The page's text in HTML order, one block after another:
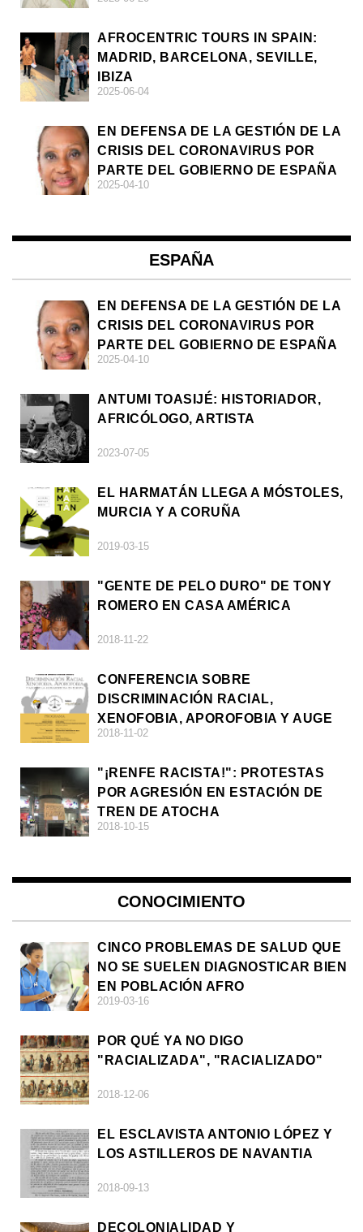
AFROCENTRIC TOURS IN SPAIN:
MADRID, BARCELONA, SEVILLE,
IBIZA
2025-06-04
EN DEFENSA DE LA GESTIÓN DE LA
CRISIS DEL CORONAVIRUS POR
PARTE DEL GOBIERNO DE ESPAÑA
2025-04-10
ESPAÑA
EN DEFENSA DE LA GESTIÓN DE LA
CRISIS DEL CORONAVIRUS POR
PARTE DEL GOBIERNO DE ESPAÑA
2025-04-10
ANTUMI TOASIJÉ: HISTORIADOR,
AFRICÓLOGO, ARTISTA
2023-07-05
EL HARMATÁN LLEGA A MÓSTOLES,
MURCIA Y A CORUÑA
2019-03-15
"GENTE DE PELO DURO" DE TONY
ROMERO EN CASA AMÉRICA
2018-11-22
CONFERENCIA SOBRE
DISCRIMINACIÓN RACIAL,
XENOFOBIA, APOROFOBIA Y AUGE
DE LA ULTRADERECHA EN EUROPA
2018-11-02
"¡RENFE RACISTA!": PROTESTAS
POR AGRESIÓN EN ESTACIÓN DE
TREN DE ATOCHA
2018-10-15
CONOCIMIENTO
CINCO PROBLEMAS DE SALUD QUE
NO SE SUELEN DIAGNOSTICAR BIEN
EN POBLACIÓN AFRO
2019-03-16
POR QUÉ YA NO DIGO
"RACIALIZADA", "RACIALIZADO"
2018-12-06
EL ESCLAVISTA ANTONIO LÓPEZ Y
LOS ASTILLEROS DE NAVANTIA
2018-09-13
DECOLONIALIDAD Y